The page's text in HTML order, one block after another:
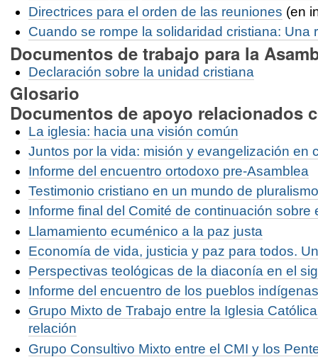
Directrices para el orden de las reuniones (en
Cuando se rompe la solidaridad cristiana:
Documentos de trabajo para la
Declaración sobre la unidad cristiana
Glosario
Documentos de apoyo relacionados
La iglesia: hacia una visión común
Juntos por la vida: misión y evangelización en
Informe del encuentro ortodoxo pre-Asamblea
Testimonio cristiano en un mundo de
Informe final del Comité de continuación sobre
Llamamiento ecuménico a la paz justa
Economía de vida, justicia y paz para todos.
Perspectivas teológicas de la diaconía en el
Informe del encuentro de los pueblos indígenas
Grupo Mixto de Trabajo entre la Iglesia
relación
Grupo Consultivo Mixto entre el CMI y los